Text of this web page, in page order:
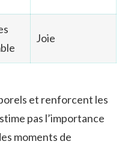
Joie
et renforcent les
pas l’importance
moments de